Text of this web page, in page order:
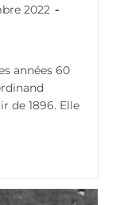
2022
années 60
de 1896. Elle